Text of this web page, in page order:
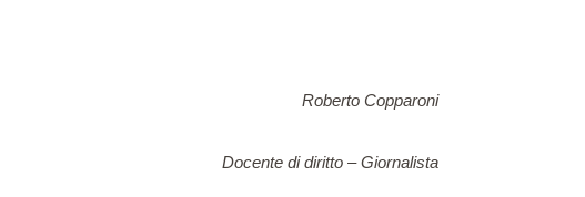
Roberto Copparoni
Docente di diritto – Giornalista